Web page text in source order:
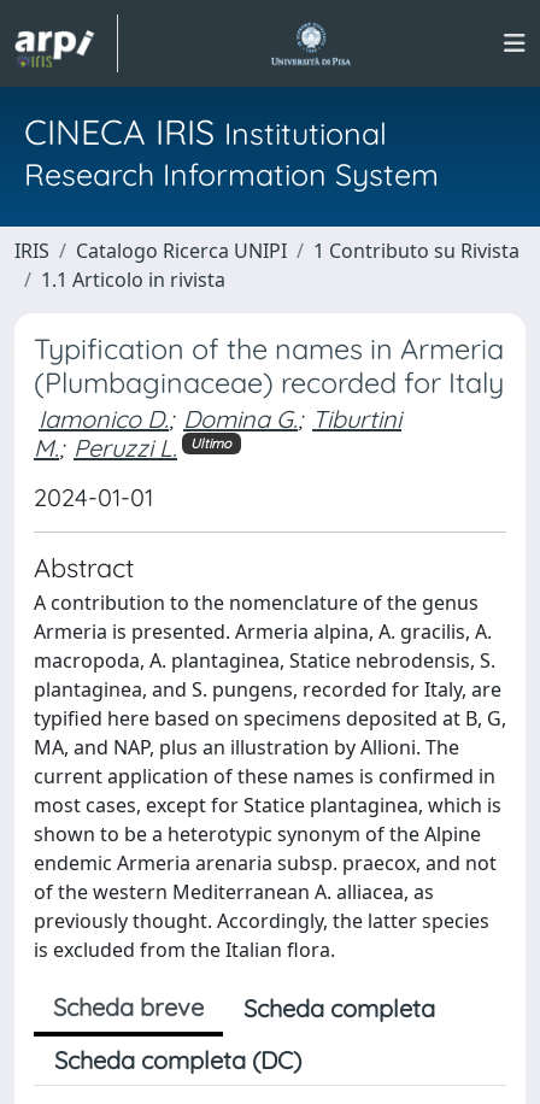
CINECA IRIS Institutional
Research Information System
IRIS Catalogo Ricerca UNIPI
1 Contributo su Rivista
1.1 Articolo in rivista
Typification of the names in Armeria
(Plumbaginaceae) recorded for Italy
Iamonico D.; Domina G.; Tiburtini
M.; Peruzzi L. Ultimo
2024-01-01
Abstract
A contribution to the nomenclature of the genus
Armeria is presented. Armeria alpina, A. gracilis, A.
macropoda, A. plantaginea, Statice nebrodensis, S.
plantaginea, and S. pungens, recorded for Italy, are
typified here based on specimens deposited at B, G,
MA, and NAP, plus an illustration by Allioni. The
current application of these names is confirmed in
most cases, except for Statice plantaginea, which is
shown to be a heterotypic synonym of the Alpine
endemic Armeria arenaria subsp. praecox, and not
of the western Mediterranean A. alliacea, as
previously thought. Accordingly, the latter species
is excluded from the Italian flora.
Scheda breve
Scheda completa
Scheda completa (DC)